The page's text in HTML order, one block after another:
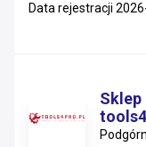
Data rejestracji